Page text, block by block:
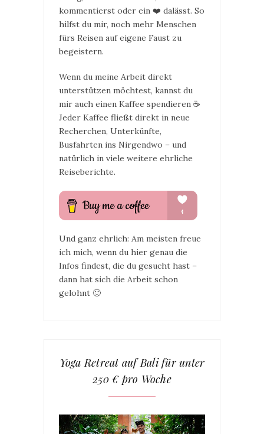
kommentierst oder ein ❤️ dalässt. So
hilfst du mir, noch mehr Menschen
fürs Reisen auf eigene Faust zu
begeistern.
Wenn du meine Arbeit direkt
unterstützen möchtest, kannst du
mir auch einen Kaffee spendieren ☕
Jeder Kaffee fließt direkt in neue
Recherchen, Unterkünfte,
Busfahrten ins Nirgendwo – und
natürlich in viele weitere ehrliche
Reiseberichte.
Und ganz ehrlich: Am meisten freue
ich mich, wenn du hier genau die
Infos findest, die du gesucht hast –
dann hat sich die Arbeit schon
gelohnt 🙂
Yoga Retreat auf Bali für unter
250 € pro Woche